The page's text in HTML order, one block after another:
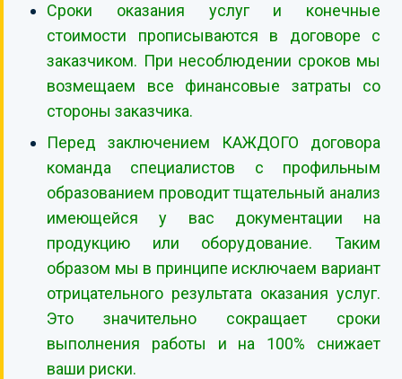
Сроки оказания услуг и конечные
стоимости прописываются в договоре с
заказчиком. При несоблюдении сроков мы
возмещаем все финансовые затраты со
стороны заказчика.
Перед заключением КАЖДОГО договора
команда специалистов с профильным
образованием проводит тщательный анализ
имеющейся у вас документации на
продукцию или оборудование. Таким
образом мы в принципе исключаем вариант
отрицательного результата оказания услуг.
Это значительно сокращает сроки
выполнения работы и на 100% снижает
ваши риски.